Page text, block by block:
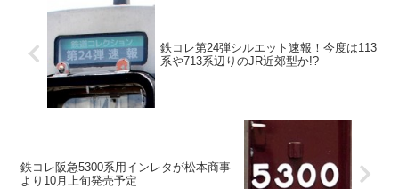
鉄コレ第24弾シルエット速報！今度は113
系や713系辺りのJR近郊型か!?
鉄コレ阪急5300系用インレタが松本商事
より10月上旬発売予定